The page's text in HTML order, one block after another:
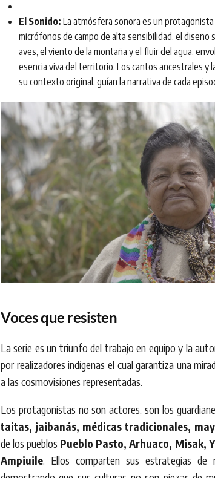
El Sonido: La atmósfera sonora es un protagonista
micrófonos de campo de alta sensibilidad, el diseño
aves, el viento de la montaña y el fluir del agua,
esencia viva del territorio. Los cantos ancestrales y
su contexto original, guían la narrativa de cada
Voces que resisten
La serie es un triunfo del trabajo en equipo y la
por realizadores indígenas el cual garantiza una
a las cosmovisiones representadas.
Los protagonistas no son actores, son los
taitas, jaibanás, médicas tradicionales,
de los pueblos Pueblo Pasto, Arhuaco, Misak,
Ampiuile. Ellos comparten sus estrategias de